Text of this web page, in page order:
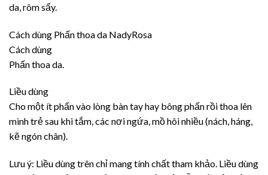
da, rôm sẩy.
Cách dùng Phấn thoa da NadyRosa
Cách dùng
Phấn thoa da.
Liều dùng
Cho một ít phấn vào lòng bàn tay hay bông phấn rồi thoa lên
mình trẻ sau khi tắm, các nơi ngứa, mồ hôi nhiều (nách, háng,
kẽ ngón chân).
Lưu ý: Liều dùng trên chỉ mang tính chất tham khảo. Liều dùng